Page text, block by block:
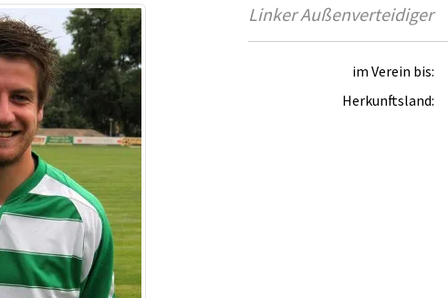
Linker Außenverteidiger
im Verein bis:
Herkunftsland: